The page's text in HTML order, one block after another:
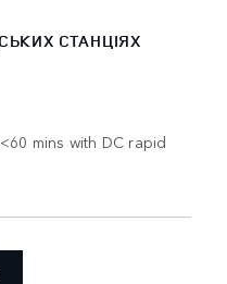
СТАНЦІЯХ
<60 mins with DC rapid